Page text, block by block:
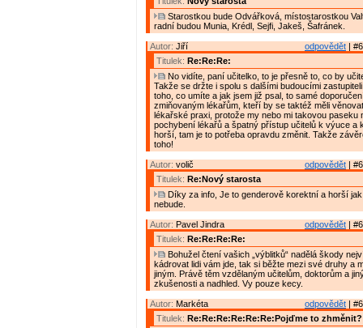
Starostkou bude Odvářková, místostarostkou
radní budou Munia, Krédl, Sejfi, Jakeš, Šafránek.
odpovědět |
Autor: Jiří
Titulek: Re:Re:Re:
No vidíte, paní učitelko, to je přesně to, co by
Takže se držte i spolu s dalšími budoucími
toho, co umíte a jak jsem již psal, to samé
zmiňovaným lékařům, kteří by se taktéž měli
lékařské praxi, protože my nebo mi takovou paseku
pochybení lékařů a špatný přístup učitelů k výuce a
horší, tam je to potřeba opravdu změnit. Takže
toho!
odpovědět |
Autor: volič
Titulek: Re:Nový starosta
Díky za info, Je to genderově korektní a horší
nebude.
odpovědět |
Autor: Pavel Jindra
Titulek: Re:Re:Re:Re:
Bohužel čtení vašich „výblitků“ nadělá škody
kádrovat lidi vám jde, tak si běžte mezi své druhy a
jiným. Právě těm vzdělaným učitelům, doktorům a
zkušenosti a nadhled. Vy pouze kecy.
odpovědět |
Autor: Markéta
Titulek: Re:Re:Re:Re:Re:Re:Pojďme to zhměnit?